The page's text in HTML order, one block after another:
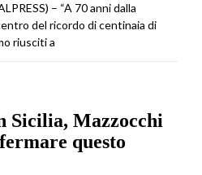
– “A 70 anni dalla
del ricordo di centinaia di
riusciti a
Sicilia, Mazzocchi
questo